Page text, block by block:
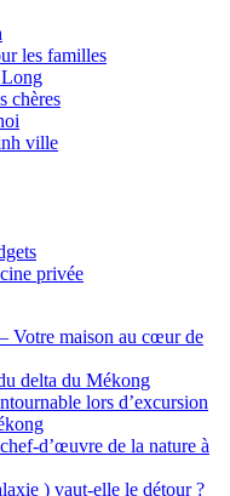
les familles
Long
chères
ville
privée
maison au cœur de
delta du Mékong
lors d’excursion
d’œuvre de la nature à
) vaut-elle le détour ?